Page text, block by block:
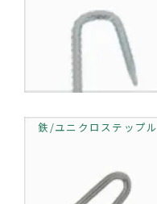
鉄/ユニクロステップル